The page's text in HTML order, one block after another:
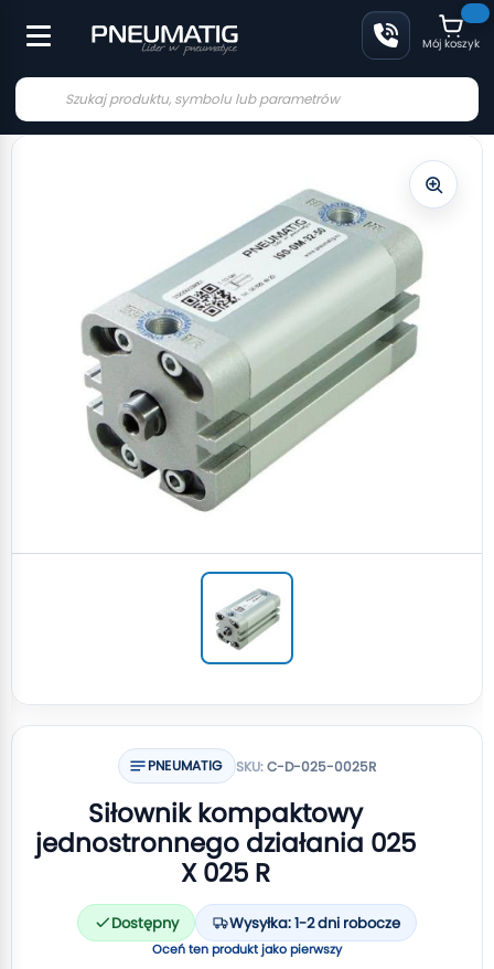
Mój koszyk
PNEUMATIG SKU:C-D-025-0025R
Siłownik kompaktowy
jednostronnego działania 025
X 025 R
Dostępny Wysyłka: 1-2 dni robocze
Oceń ten produkt jako pierwszy